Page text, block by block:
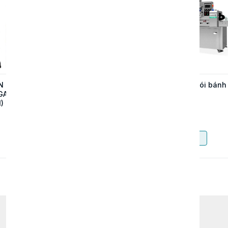
CHỮ
Máy đóng gói bánh